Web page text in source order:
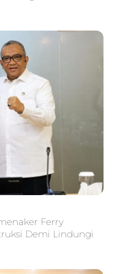
Ferry
Demi Lindungi